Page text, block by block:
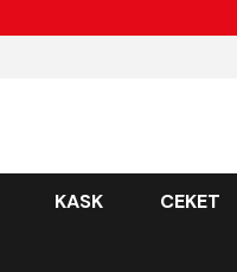
KASK CEKET